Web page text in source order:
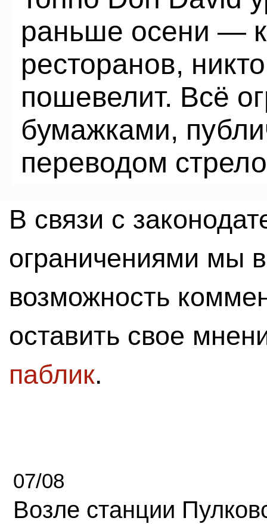
раньше осени —
ресторанов,
пошевелит. Всё
бумажками,
переводом
В связи с
ограничениями мы
возможность
оставить свое
паблик.
07/08
Возле станции